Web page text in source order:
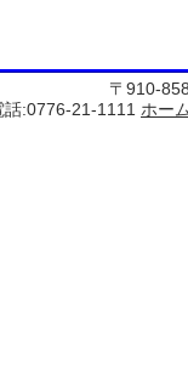
〒910-
話:0776-21-1111 ホー